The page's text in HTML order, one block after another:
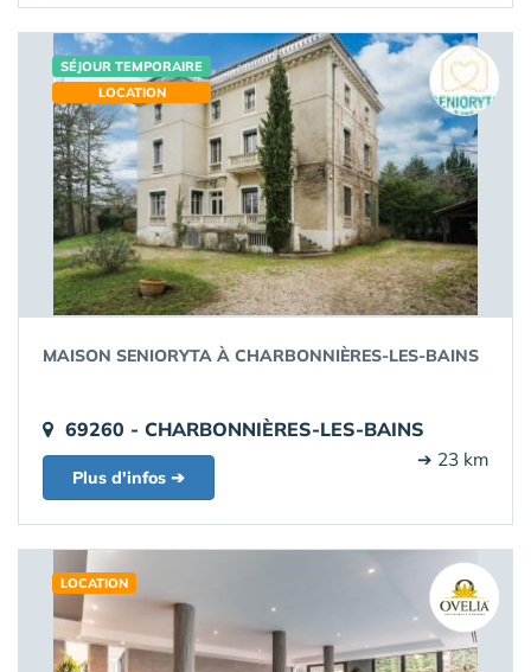
SÉJOUR TEMPORAIRE
LOCATION
MAISON SENIORYTA À CHARBONNIÈRES-LES-BAINS
69260 - CHARBONNIÈRES-LES-BAINS
➔ 23 km
Plus d'infos ➔
LOCATION